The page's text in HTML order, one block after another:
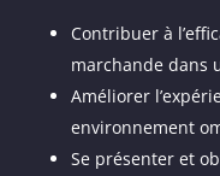
Contribuer à
marchande dans
Améliorer
environnement
Se présenter et